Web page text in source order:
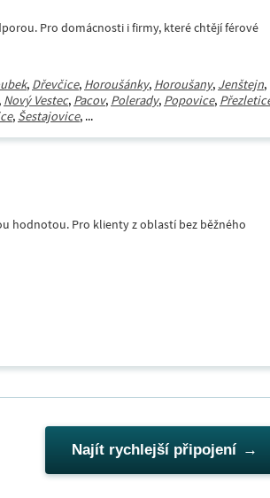
Pro domácnosti i firmy, které chtějí férové
, Dřevčice, Horoušánky, Horoušany, Jenštejn,
Nový Vestec, Pacov, Polerady, Popovice,
, Šestajovice, ...
hodnotou. Pro klienty z oblastí bez běžného
Najít rychlejší připojení